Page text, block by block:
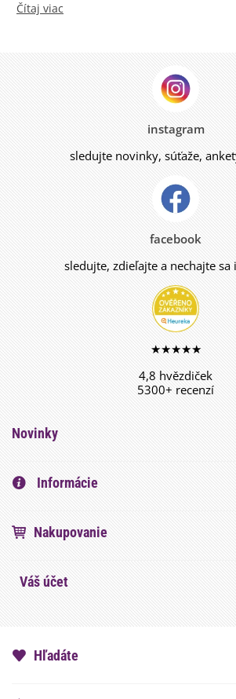
Čítaj viac
instagram
sledujte novinky, súťaže,
facebook
sledujte, zdieľajte a nechajte sa
★★★★★
4,8 hvězdiček
5300+ recenzí
Novinky
Informácie
Nakupovanie
Váš účet
Hľadáte